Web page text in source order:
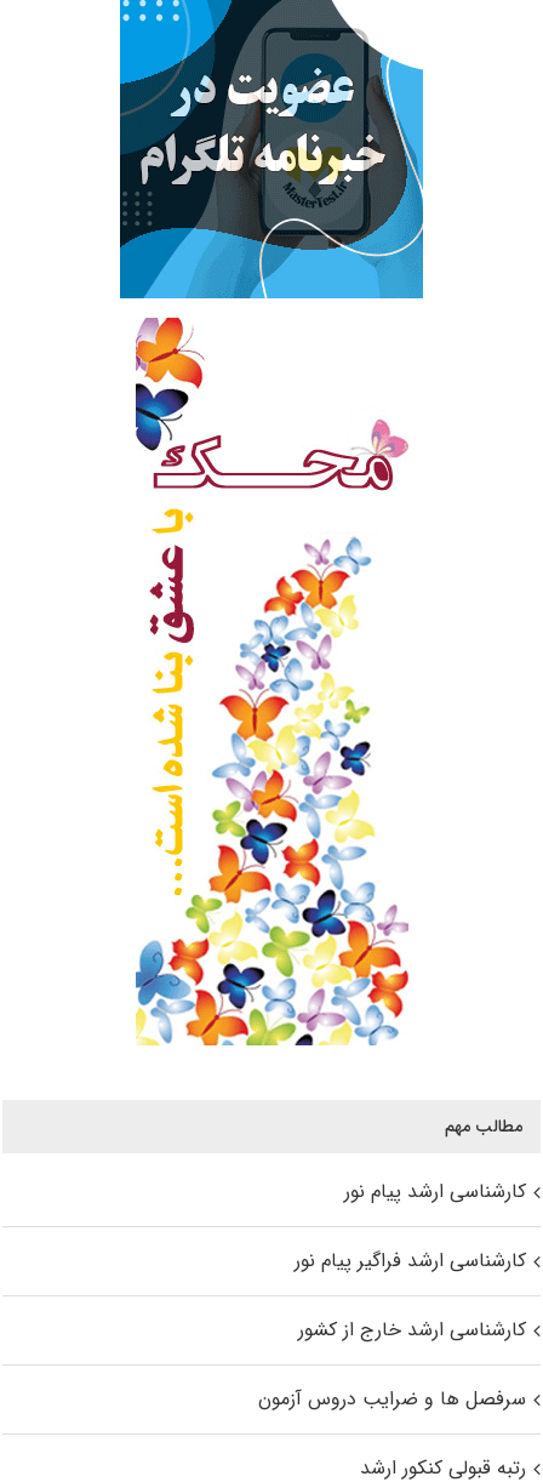
مطالب مهم
کارشناسی ارشد پیام نور
کارشناسی ارشد فراگیر پیام نور
کارشناسی ارشد خارج از کشور
سرفصل ها و ضرایب دروس آزمون
رتبه قبولی کنکور ارشد